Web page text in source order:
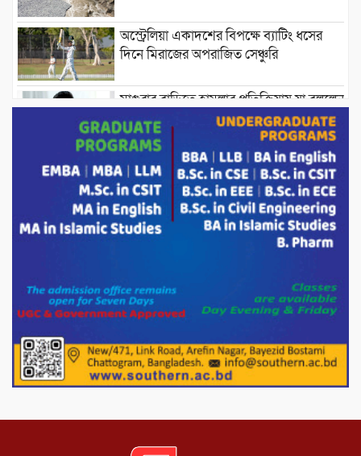
অস্ট্রেলিয়া একাদশের বিপক্ষে ব্যাটিং ধসের
দিনে মিরাজের অপরাজিত সেঞ্চুরি
মাগুরার বাড়িতে হামলার প্রতিক্রিয়ায় যা বললেন
সাকিব।
দেশীয় পাঁচ প্রজাতির ছোট মাছে উদ্বেগজনক
মাত্রায় মাইক্রোপ্লাস্টিকের উপস্থিতি শনাক্ত ।
সরকারকে ব্যর্থ করতে দেশের বিরুদ্ধে একটি
দল চক্রান্ত চালিয়ে যাচ্ছে : রিজভী
দেশের বাজারে ভরিতে ১০ হাজার টাকা সোনার
দাম বাড়ানোর ঘোষণা।
ভারপ্রাপ্ত রাষ্ট্রপতি হাফিজ উদ্দিন আহমদের
সাথে এইচটি বাংলা অনলাইন পোর্টাল ও আইপি